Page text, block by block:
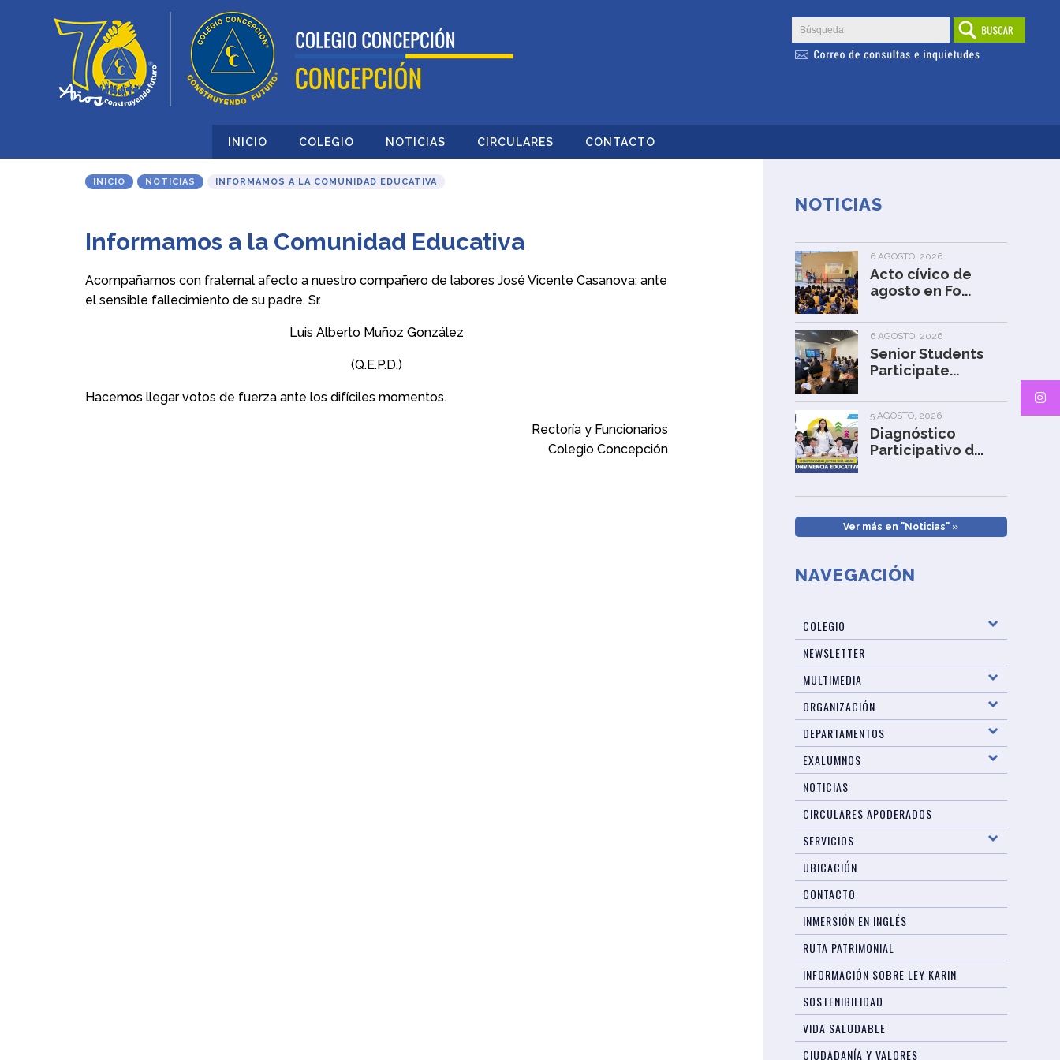
INICIO COLEGIO NOTICIAS CIRCULARES CONTACTO
INICIO NOTICIAS INFORMAMOS A LA COMUNIDAD EDUCATIVA
Informamos a la Comunidad Educativa
Acompañamos con fraternal afecto a nuestro compañero de labores José Vicente Casanova; ante
el sensible fallecimiento de su padre, Sr.
Luis Alberto Muñoz González
(Q.E.P.D.)
Hacemos llegar votos de fuerza ante los difíciles momentos.
Rectoría y Funcionarios
Colegio Concepción
NOTICIAS
6 AGOSTO, 2026
Acto cívico de
agosto en Fo...
6 AGOSTO, 2026
Senior Students
Participate...
5 AGOSTO, 2026
Diagnóstico
Participativo d...
Ver más en "Noticias" »
NAVEGACIÓN
COLEGIO
NEWSLETTER
MULTIMEDIA
ORGANIZACIÓN
DEPARTAMENTOS
EXALUMNOS
NOTICIAS
CIRCULARES APODERADOS
SERVICIOS
UBICACIÓN
CONTACTO
INMERSIÓN EN INGLÉS
RUTA PATRIMONIAL
INFORMACIÓN SOBRE LEY KARIN
SOSTENIBILIDAD
VIDA SALUDABLE
CIUDADANÍA Y VALORES